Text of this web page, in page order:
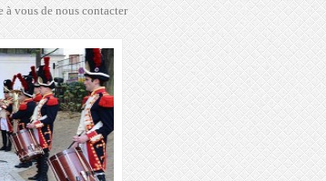
vous de nous contacter